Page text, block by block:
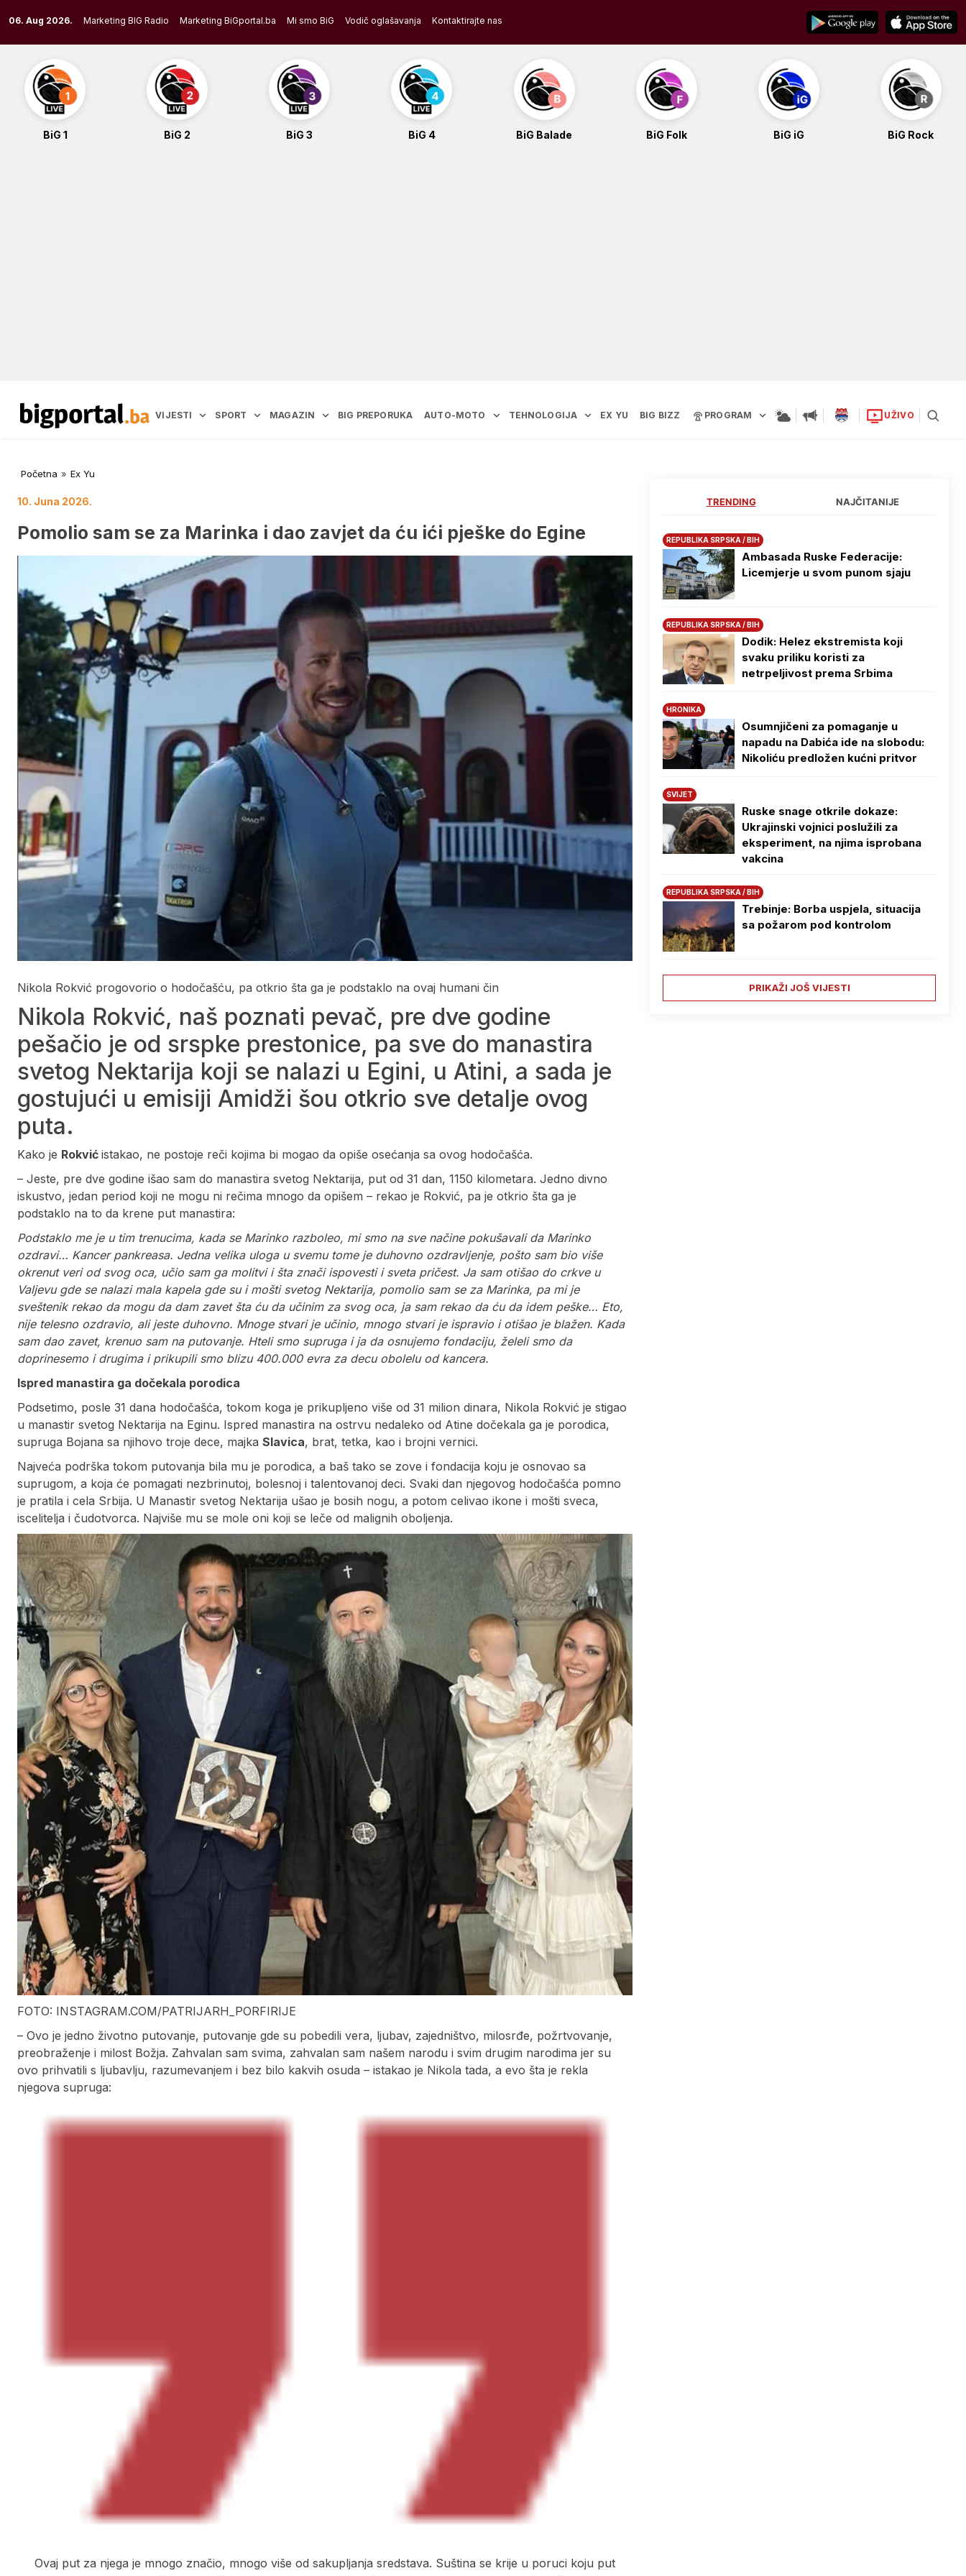
to
content
06. Aug 2026. Marketing BIG Radio Marketing BiGportal.ba Mi smo BiG Vodič oglašavanja Kontaktirajte nas
BiG 1 BiG 2 BiG 3 BiG 4 BiG Balade BiG Folk BiG iG BiG Rock
VIJESTI SPORT MAGAZIN BIG PREPORUKA AUTO-MOTO TEHNOLOGIJA EX YU BIG BIZZ PROGRAM UŽIVO
Početna » Ex Yu
10. Juna 2026.
Pomolio sam se za Marinka i dao zavjet da ću ići pješke do Egine
Nikola Rokvić progovorio o hodočašću, pa otkrio šta ga je podstaklo na ovaj humani čin
Nikola Rokvić, naš poznati pevač, pre dve godine
pešačio je od srspke prestonice, pa sve do manastira
svetog Nektarija koji se nalazi u Egini, u Atini, a sada je
gostujući u emisiji Amidži šou otkrio sve detalje ovog
puta.
Kako je Rokvić istakao, ne postoje reči kojima bi mogao da opiše osećanja sa ovog hodočašća.
– Jeste, pre dve godine išao sam do manastira svetog Nektarija, put od 31 dan, 1150 kilometara. Jedno divno
iskustvo, jedan period koji ne mogu ni rečima mnogo da opišem – rekao je Rokvić, pa je otkrio šta ga je
podstaklo na to da krene put manastira:
Podstaklo me je u tim trenucima, kada se Marinko razboleo, mi smo na sve načine pokušavali da Marinko
ozdravi… Kancer pankreasa. Jedna velika uloga u svemu tome je duhovno ozdravljenje, pošto sam bio više
okrenut veri od svog oca, učio sam ga molitvi i šta znači ispovesti i sveta pričest. Ja sam otišao do crkve u
Valjevu gde se nalazi mala kapela gde su i mošti svetog Nektarija, pomolio sam se za Marinka, pa mi je
sveštenik rekao da mogu da dam zavet šta ću da učinim za svog oca, ja sam rekao da ću da idem peške… Eto,
nije telesno ozdravio, ali jeste duhovno. Mnoge stvari je učinio, mnogo stvari je ispravio i otišao je blažen. Kada
sam dao zavet, krenuo sam na putovanje. Hteli smo supruga i ja da osnujemo fondaciju, želeli smo da
doprinesemo i drugima i prikupili smo blizu 400.000 evra za decu obolelu od kancera.
Ispred manastira ga dočekala porodica
Podsetimo, posle 31 dana hodočašća, tokom koga je prikupljeno više od 31 milion dinara, Nikola Rokvić je stigao
u manastir svetog Nektarija na Eginu. Ispred manastira na ostrvu nedaleko od Atine dočekala ga je porodica,
supruga Bojana sa njihovo troje dece, majka Slavica, brat, tetka, kao i brojni vernici.
Najveća podrška tokom putovanja bila mu je porodica, a baš tako se zove i fondacija koju je osnovao sa
suprugom, a koja će pomagati nezbrinutoj, bolesnoj i talentovanoj deci. Svaki dan njegovog hodočašća pomno
je pratila i cela Srbija. U Manastir svetog Nektarija ušao je bosih nogu, a potom celivao ikone i mošti sveca,
iscelitelja i čudotvorca. Najviše mu se mole oni koji se leče od malignih oboljenja.
FOTO: INSTAGRAM.COM/PATRIJARH_PORFIRIJE
– Ovo je jedno životno putovanje, putovanje gde su pobedili vera, ljubav, zajedništvo, milosrđe, požrtvovanje,
preobraženje i milost Božja. Zahvalan sam svima, zahvalan sam našem narodu i svim drugim narodima jer su
ovo prihvatili s ljubavlju, razumevanjem i bez bilo kakvih osuda – istakao je Nikola tada, a evo šta je rekla
njegova supruga:
Ovaj put za njega je mnogo značio, mnogo više od sakupljanja sredstava. Suština se krije u poruci koju put
TRENDING NAJČITANIJE
REPUBLIKA SRPSKA / BIH
Ambasada Ruske Federacije:
Licemjerje u svom punom sjaju
REPUBLIKA SRPSKA / BIH
Dodik: Helez ekstremista koji
svaku priliku koristi za
netrpeljivost prema Srbima
HRONIKA
Osumnjičeni za pomaganje u
napadu na Dabića ide na slobodu:
Nikoliću predložen kućni pritvor
SVIJET
Ruske snage otkrile dokaze:
Ukrajinski vojnici poslužili za
eksperiment, na njima isprobana
vakcina
REPUBLIKA SRPSKA / BIH
Trebinje: Borba uspjela, situacija
sa požarom pod kontrolom
PRIKAŽI JOŠ VIJESTI